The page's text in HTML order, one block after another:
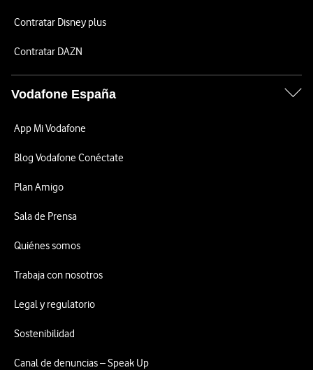
Contratar Disney plus
Contratar DAZN
Vodafone España
App Mi Vodafone
Blog Vodafone Conéctate
Plan Amigo
Sala de Prensa
Quiénes somos
Trabaja con nosotros
Legal y regulatorio
Sostenibilidad
Canal de denuncias – Speak Up